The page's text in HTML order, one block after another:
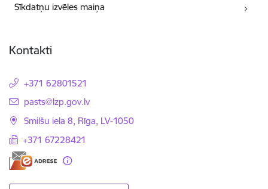
Sīkdatņu izvēles maiņa
Kontakti
+371 62801521
E-pasts:
pasts@lzp.gov.lv
Smilšu iela 8, Rīga, LV-1050
+371 67228421